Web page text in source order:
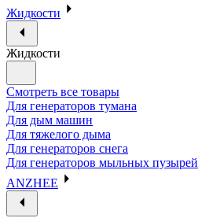
Жидкости
Жидкости
Смотреть все товары
Для генераторов тумана
Для дым машин
Для тяжелого дыма
Для генераторов снега
Для генераторов мыльных пузырей
ANZHEE